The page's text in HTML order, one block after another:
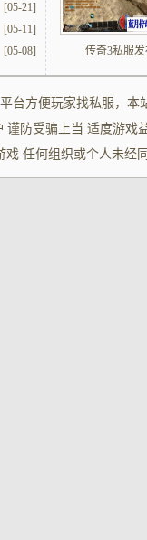
[05-21]
[05-11]
[05-08]
传奇3私服
台方便玩家找私服 ，本
防受骗上当 适度游戏
戏 任何组织或个人未经